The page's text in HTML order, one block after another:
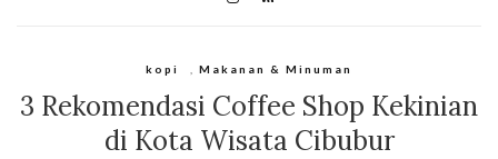
kopi Makanan & Minuman
3 Rekomendasi Coffee Shop Kekinian
di Kota Wisata Cibubur